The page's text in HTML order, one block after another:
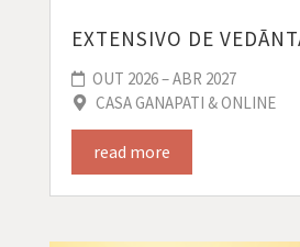
EXTENSIVO DE
OUT 2026 – ABR 2027
CASA GANAPATI & ONLINE
read more